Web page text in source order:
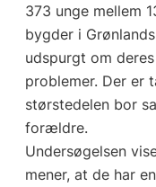
373 unge mellem
bygder i
udspurgt om
problemer. Der er
størstedelen bor
forældre.
Undersøgelsen
mener, at de har